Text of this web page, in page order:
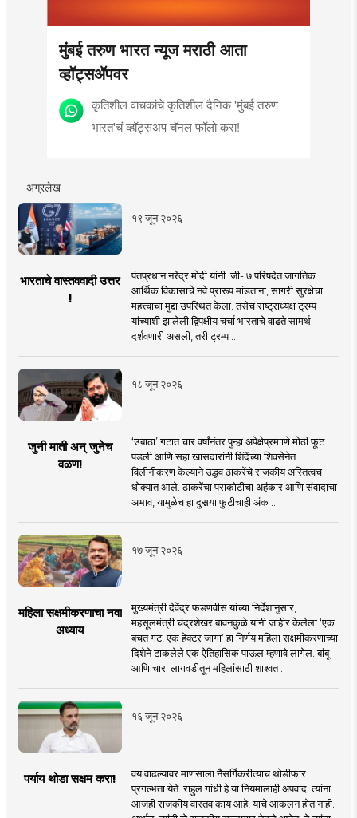
मुंबई तरुण भारत न्यूज मराठी आता
व्हॉट्सॲपवर
कृतिशील वाचकांचे कृतिशील दैनिक 'मुंबई तरुण
भारत'चं व्हॉट्सअप चॅनल फॉलो करा!
अग्रलेख
१९ जून २०२६
भारताचे वास्तववादी उत्तर
!
पंतप्रधान नरेंद्र मोदी यांनी 'जी- ७ परिषदेत जागतिक
आर्थिक विकासाचे नवे प्रारूप मांडताना, सागरी सुरक्षेचा
महत्त्वाचा मुद्दा उपस्थित केला. तसेच राष्ट्राध्यक्ष ट्रम्प
यांच्याशी झालेली द्विपक्षीय चर्चा भारताचे वाढते सामर्थ
दर्शवणारी असली, तरी ट्रम्प ..
१८ जून २०२६
जुनी माती अन् जुनेच
वळण!
‘उबाठा’ गटात चार वर्षांनंतर पुन्हा अपेक्षेप्रमााणे मोठी फूट
पडली आणि सहा खासदारांनी शिंदेंच्या शिवसेनेत
विलीनीकरण केल्याने उद्धव ठाकरेंचे राजकीय अस्तित्वच
धोक्यात आले. ठाकरेंचा पराकोटीचा अहंकार आणि संवादाचा
अभाव, यामुळेच हा दुसर्‍या फुटीचाही अंक ..
१७ जून २०२६
महिला सक्षमीकरणाचा नवा
अध्याय
मुख्यमंत्री देवेंद्र फडणवीस यांच्या निर्देशानुसार,
महसूलमंत्री चंद्रशेखर बावनकुळे यांनी जाहीर केलेला ‘एक
बचत गट, एक हेक्टर जागा’ हा निर्णय महिला सक्षमीकरणाच्या
दिशेने टाकलेले एक ऐतिहासिक पाऊल म्हणावे लागेल. बांबू
आणि चारा लागवडीतून महिलांसाठी शाश्वत ..
१६ जून २०२६
पर्याय थोडा सक्षम करा!
वय वाढल्यावर माणसाला नैसर्गिकरीत्याच थोडीफार
प्रगल्भता येते. राहुल गांधी हे या नियमालाही अपवाद! त्यांना
आजही राजकीय वास्तव काय आहे, याचे आकलन होत नाही.